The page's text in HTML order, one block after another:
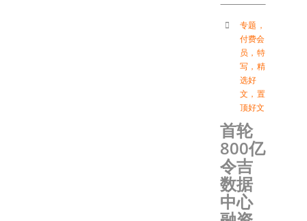
专题 ，
付费会
员 ， 特
写 ， 精
选好
文 ， 置
顶好文
首轮
800亿
令吉
数据
中心